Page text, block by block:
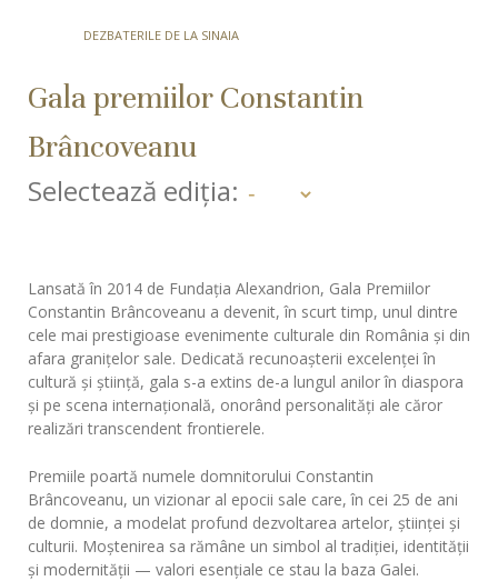
DEZBATERILE DE LA SINAIA
Gala premiilor Constantin
Brâncoveanu
Selectează ediția:
Lansată în 2014 de Fundația Alexandrion, Gala Premiilor
Constantin Brâncoveanu a devenit, în scurt timp, unul dintre
cele mai prestigioase evenimente culturale din România și din
afara granițelor sale. Dedicată recunoașterii excelenței în
cultură și știință, gala s-a extins de-a lungul anilor în diaspora
și pe scena internațională, onorând personalități ale căror
realizări transcendent frontierele.
Premiile poartă numele domnitorului Constantin
Brâncoveanu, un vizionar al epocii sale care, în cei 25 de ani
de domnie, a modelat profund dezvoltarea artelor, științei și
culturii. Moștenirea sa rămâne un simbol al tradiției, identității
și modernității — valori esențiale ce stau la baza Galei.